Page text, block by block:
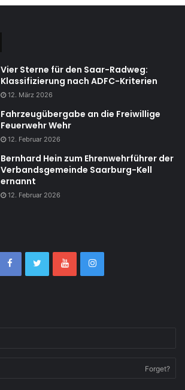
Vier Sterne für den Saar-Radweg:
Klassifizierung nach ADFC-Kriterien
12. März 2026
Fahrzeugübergabe an die Freiwillige
Feuerwehr Wehr
12. Februar 2026
Bernhard Hein zum Ehrenwehrführer der
Verbandsgemeinde Saarburg-Kell
ernannt
12. Februar 2026
Forget?